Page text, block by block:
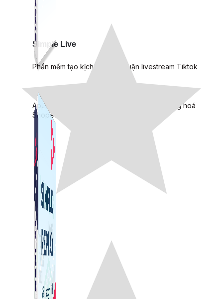
Simple Replay
App ghi hình tự động quy trình đóng gói hàng hoá
Shopee, Lazada, Tiktokshop
Simple Live
Phần mềm tạo kịch bản bình luận livestream Tiktok